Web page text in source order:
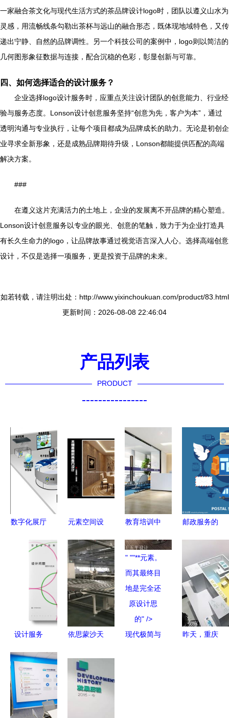
一家融合茶文化与现代生活方式的茶品牌设计logo时，团队以遵义山水为
灵感，用流畅线条勾勒出茶杯与远山的融合形态，既体现地域特色，又传
递出宁静、自然的品牌调性。另一个科技公司的案例中，logo则以简洁的
几何图形象征数据与连接，配合沉稳的色彩，彰显创新与可靠。
四、如何选择适合的设计服务？
企业选择logo设计服务时，应重点关注设计团队的创意能力、行业经
验与服务态度。Lonson设计创意服务坚持“创意为先，客户为本”，通过
透明沟通与专业执行，让每个项目都成为品牌成长的助力。无论是初创企
业寻求全新形象，还是成熟品牌期待升级，Lonson都能提供匹配的高端
解决方案。
###
在遵义这片充满活力的土地上，企业的发展离不开品牌的精心塑造。
Lonson设计创意服务以专业的眼光、创意的笔触，致力于为企业打造具
有长久生命力的logo，让品牌故事通过视觉语言深入人心。选择高端创意
设计，不仅是选择一项服务，更是投资于品牌的未来。
如若转载，请注明出处：http://www.yixinchoukuan.com/product/83.html
更新时间：2026-08-08 22:46:04
产品列表
PRODUCT
----------------
数字化展厅
体验与解决
方案的综合
设计服务
元素空间设
间灵魂的专
业服务 | 一
品威客网
教育培训中
修设计 直
营办公装修
一站式服务
解析
邮政服务的
重塑客户体
设计服务
到社会责任
的演进
依思蒙沙天
产 以设计
服务驱动未
来睡眠体验
" ""**元素。
而其最终目
地是完全还
原设计思
的" />
现代极简与
昨天，重庆